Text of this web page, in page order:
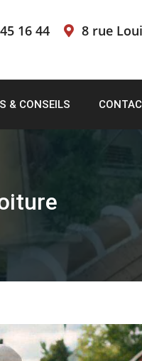
16 44 8 rue
& CONSEILS